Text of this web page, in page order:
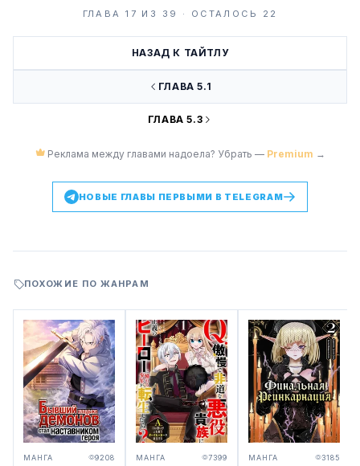
ГЛАВА 17 ИЗ 39 · ОСТАЛОСЬ 22
НАЗАД К ТАЙТЛУ
ГЛАВА 5.1
ГЛАВА 5.3
Реклама между главами надоела? Убрать — Premium →
НОВЫЕ ГЛАВЫ ПЕРВЫМИ В TELEGRAM
ПОХОЖИЕ ПО ЖАНРАМ
МАНГА 9208 МАНГА 7399 МАНГА 3185